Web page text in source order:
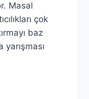
Masal
çok
baz